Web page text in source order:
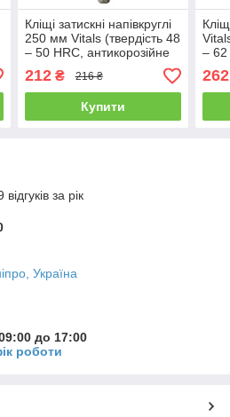
Кліщі затискні напівкруглі
250 мм Vitals (твердість 48
– 50 HRC, антикорозійне
покриття)
212₴ 216 ₴
Купити
– 62
262
за рік
Україна
до 17:00
роботи